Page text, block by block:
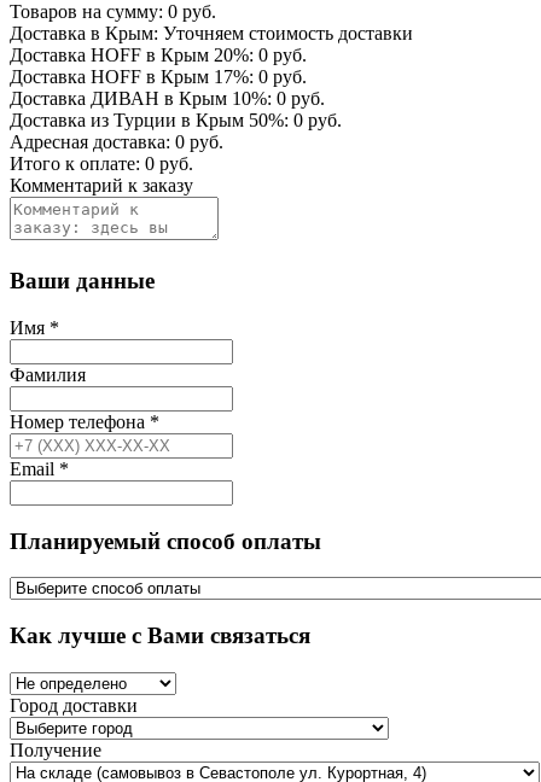
Товаров на сумму: 0 руб.
Доставка в Крым: Уточняем стоимость доставки
Доставка HOFF в Крым 20%: 0 руб.
Доставка HOFF в Крым 17%: 0 руб.
Доставка ДИВАН в Крым 10%: 0 руб.
Доставка из Турции в Крым 50%: 0 руб.
Адресная доставка: 0 руб.
Итого к оплате: 0 руб.
Комментарий к заказу
Ваши данные
Имя *
Фамилия
Номер телефона *
Email *
Планируемый способ оплаты
Как лучше с Вами связаться
Город доставки
Получение